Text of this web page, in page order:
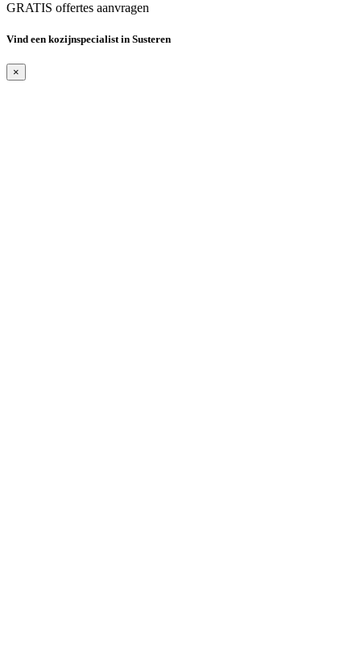
GRATIS offertes aanvragen
Vind een kozijnspecialist in Susteren
×